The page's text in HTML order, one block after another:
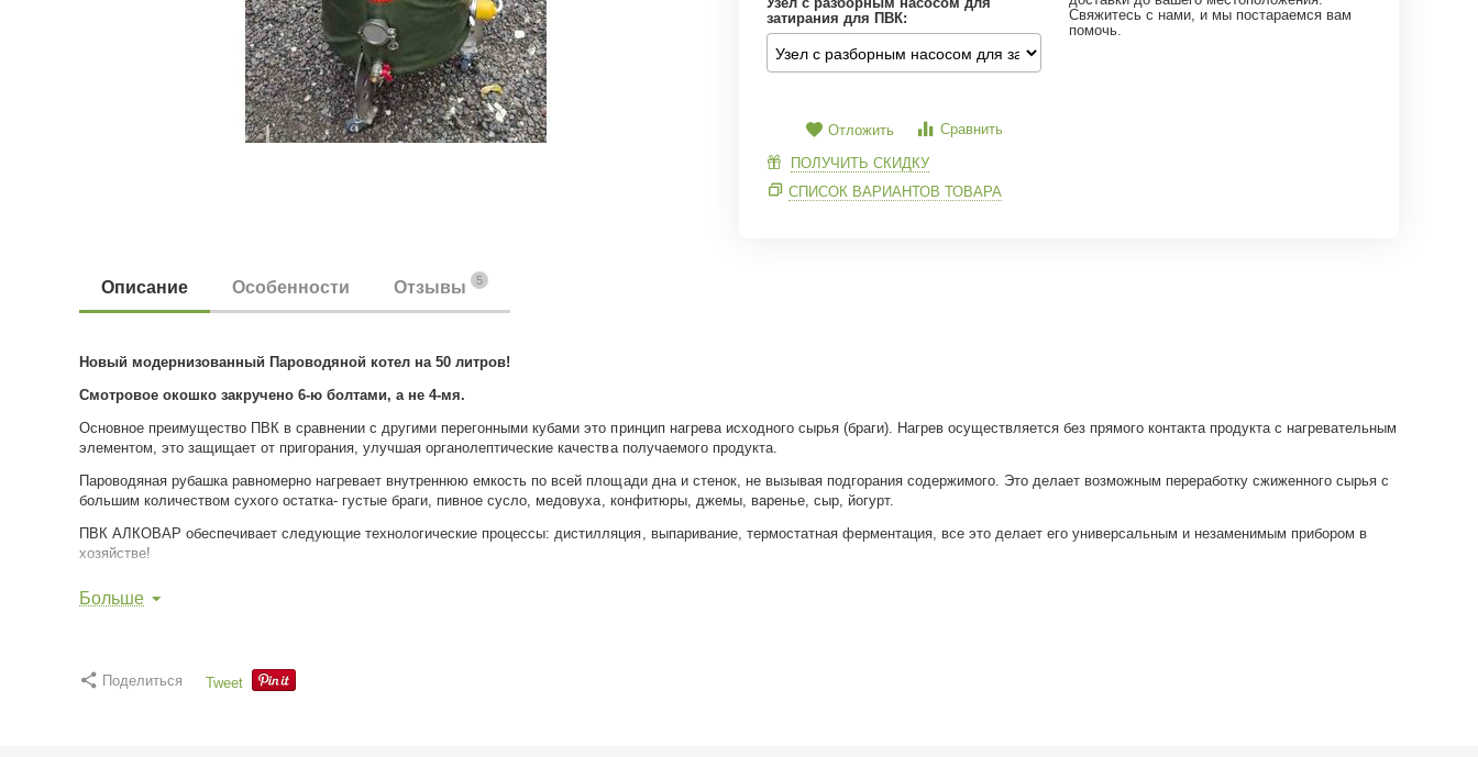
затирания для ПВК:
Отложить Сравнить
ПОЛУЧИТЬ СКИДКУ
Свяжитесь с нами, и мы постараемся вам
помочь.
СПИСОК ВАРИАНТОВ ТОВАРА
Описание Особенности Отзывы 5
Новый модернизованный Пароводяной котел на 50 литров!
Смотровое окошко закручено 6-ю болтами, а не 4-мя.
Основное преимущество ПВК в сравнении с другими перегонными кубами это принцип нагрева исходного сырья (браги). Нагрев осуществляется без прямого контакта продукта с нагревательным
элементом, это защищает от пригорания, улучшая органолептические качества получаемого продукта.
Пароводяная рубашка равномерно нагревает внутреннюю емкость по всей площади дна и стенок, не вызывая подгорания содержимого. Это делает возможным переработку сжиженного сырья с
большим количеством сухого остатка- густые браги, пивное сусло, медовуха, конфитюры, джемы, варенье, сыр, йогурт.
ПВК АЛКОВАР обеспечивает следующие технологические процессы: дистилляция, выпаривание, термостатная ферментация, все это делает его универсальным и незаменимым прибором в
хозяйстве!
Пароводяная рубашка обеспечивает приготовление заторов, варки сусла без пригорания!
Больше
Поделиться Tweet